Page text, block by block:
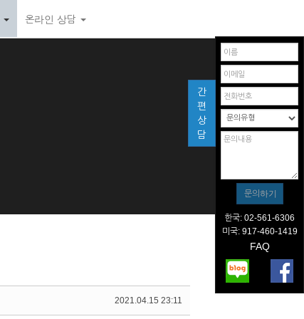
온라인 상담
2021.04.15 23:11
간
편
상
담
한국: 02-561-6306
미국: 917-460-1419
FAQ